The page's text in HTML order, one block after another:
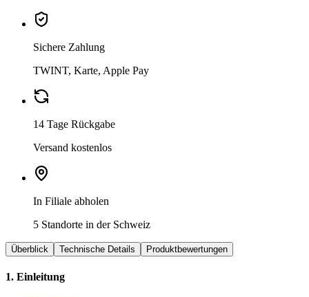
Sichere Zahlung
TWINT, Karte, Apple Pay
14 Tage Rückgabe
Versand kostenlos
In Filiale abholen
5 Standorte in der Schweiz
Überblick Technische Details Produktbewertungen
1. Einleitung